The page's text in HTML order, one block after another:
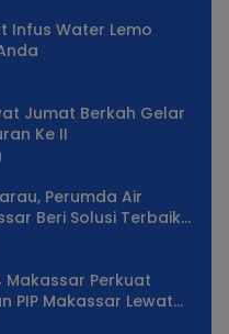
Infus Water Lemo
Jumat Berkah Gelar
Ke II
1
Perumda Air
Beri Solusi Terbaik
Kota
Makassar Perkuat
PIP Makassar Lewat